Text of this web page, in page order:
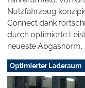
Nutzfahrzeug
Connect dank
durch optimierte
neueste Abgasnorm.
Optimierter Laderaum